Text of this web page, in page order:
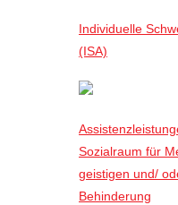
Individuelle
(ISA)
Sozialraum für
geistigen und/
Behinderung